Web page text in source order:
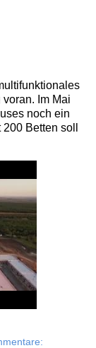
Im Mai
noch ein
Betten soll